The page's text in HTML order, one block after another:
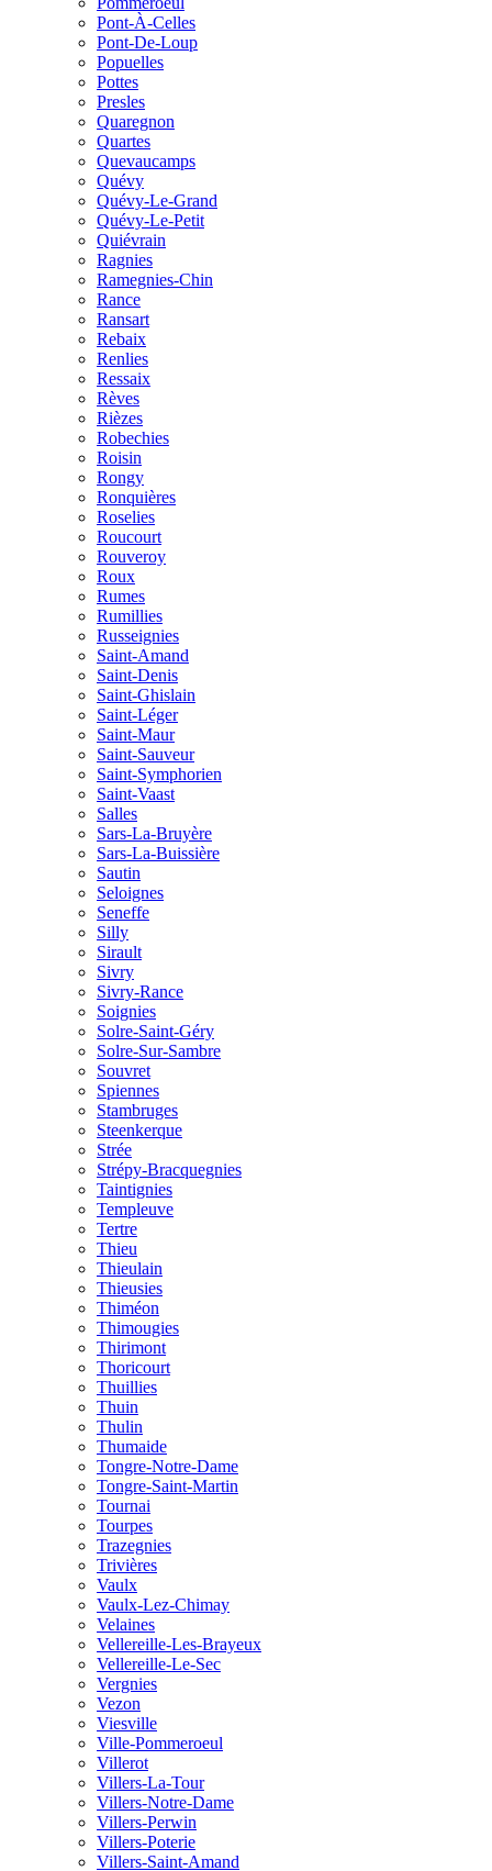
Pont-À-Celles
Pont-De-Loup
Popuelles
Pottes
Presles
Quaregnon
Quartes
Quevaucamps
Quévy
Quévy-Le-Grand
Quévy-Le-Petit
Quiévrain
Ragnies
Ramegnies-Chin
Rance
Ransart
Rebaix
Renlies
Ressaix
Rèves
Rièzes
Robechies
Roisin
Rongy
Ronquières
Roselies
Roucourt
Rouveroy
Roux
Rumes
Rumillies
Russeignies
Saint-Amand
Saint-Denis
Saint-Ghislain
Saint-Léger
Saint-Maur
Saint-Sauveur
Saint-Symphorien
Saint-Vaast
Salles
Sars-La-Bruyère
Sars-La-Buissière
Sautin
Seloignes
Seneffe
Silly
Sirault
Sivry
Sivry-Rance
Soignies
Solre-Saint-Géry
Solre-Sur-Sambre
Souvret
Spiennes
Stambruges
Steenkerque
Strée
Strépy-Bracquegnies
Taintignies
Templeuve
Tertre
Thieu
Thieulain
Thieusies
Thiméon
Thimougies
Thirimont
Thoricourt
Thuillies
Thuin
Thulin
Thumaide
Tongre-Notre-Dame
Tongre-Saint-Martin
Tournai
Tourpes
Trazegnies
Trivières
Vaulx
Vaulx-Lez-Chimay
Velaines
Vellereille-Les-Brayeux
Vellereille-Le-Sec
Vergnies
Vezon
Viesville
Ville-Pommeroeul
Villerot
Villers-La-Tour
Villers-Notre-Dame
Villers-Perwin
Villers-Poterie
Villers-Saint-Amand